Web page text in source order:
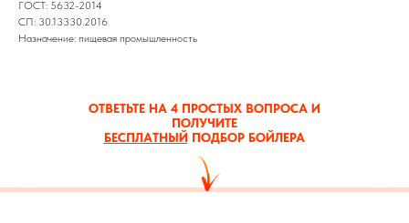
ГОСТ: 5632-2014
СП: 30.13330.2016
Назначение: пищевая промышленность
ОТВЕТЬТЕ НА 4 ПРОСТЫХ ВОПРОСА И
ПОЛУЧИТЕ
БЕСПЛАТНЫЙ ПОДБОР БОЙЛЕРА